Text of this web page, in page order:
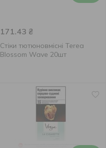
171.43 ₴
Стіки тютюновмісні Terea
Blossom Wave 20шт